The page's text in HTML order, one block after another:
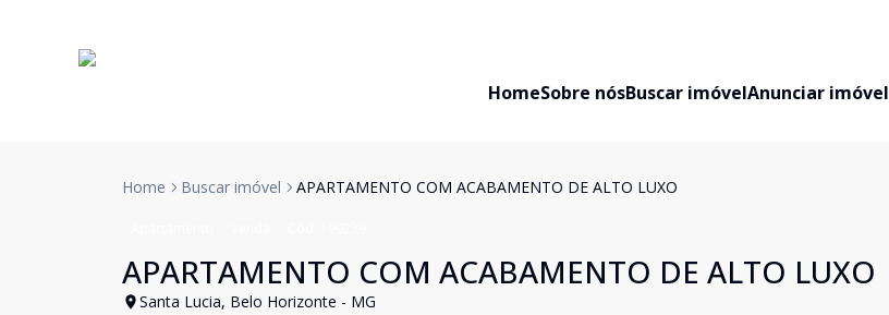
HomeSobre nósBuscar imóvelAnunciar imóvel
Home Buscar imóvel APARTAMENTO COM ACABAMENTO DE ALTO LUXO
APARTAMENTO COM ACABAMENTO DE ALTO LUXO
Santa Lucia, Belo Horizonte - MG